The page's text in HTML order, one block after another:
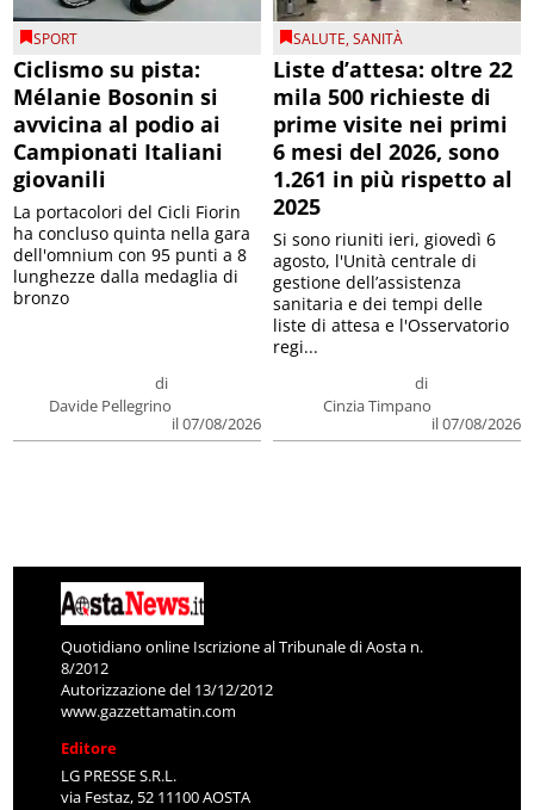
SPORT
Ciclismo su pista:
Mélanie Bosonin si
avvicina al podio ai
Campionati Italiani
giovanili
di
Davide Pellegrino
il 07/08/2026
La portacolori del Cicli Fiorin
ha concluso quinta nella gara
dell'omnium con 95 punti a 8
lunghezze dalla medaglia di
bronzo
SALUTE,SANITÀ
Liste d’attesa: oltre 22
mila 500 richieste di
prime visite nei primi
6 mesi del 2026, sono
1.261 in più rispetto al
2025
di
Cinzia Timpano
il 07/08/2026
Si sono riuniti ieri, giovedì 6
agosto, l'Unità centrale di
gestione dell’assistenza
sanitaria e dei tempi delle
liste di attesa e l'Osservatorio
regi...
Quotidiano online Iscrizione al Tribunale di Aosta n.
8/2012
Autorizzazione del 13/12/2012
www.gazzettamatin.com
Editore
LG PRESSE S.R.L.
via Festaz, 52 11100 AOSTA